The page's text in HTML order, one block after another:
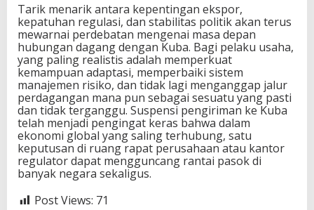
Tarik menarik antara kepentingan ekspor,
kepatuhan regulasi, dan stabilitas politik akan terus
mewarnai perdebatan mengenai masa depan
hubungan dagang dengan Kuba. Bagi pelaku usaha,
yang paling realistis adalah memperkuat
kemampuan adaptasi, memperbaiki sistem
manajemen risiko, dan tidak lagi menganggap jalur
perdagangan mana pun sebagai sesuatu yang pasti
dan tidak terganggu. Suspensi pengiriman ke Kuba
telah menjadi pengingat keras bahwa dalam
ekonomi global yang saling terhubung, satu
keputusan di ruang rapat perusahaan atau kantor
regulator dapat mengguncang rantai pasok di
banyak negara sekaligus.
Post Views: 71